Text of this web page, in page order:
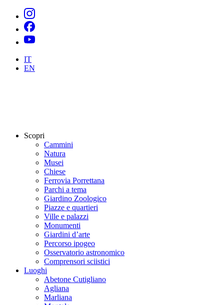
IT
EN
Scopri
Cammini
Natura
Musei
Chiese
Ferrovia Porrettana
Parchi a tema
Giardino Zoologico
Piazze e quartieri
Ville e palazzi
Monumenti
Giardini d’arte
Percorso ipogeo
Osservatorio astronomico
Comprensori sciistici
Luoghi
Abetone Cutigliano
Agliana
Marliana